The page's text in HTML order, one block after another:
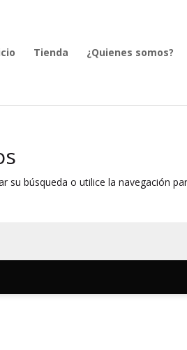
Tienda ¿Quienes somos?
su búsqueda o utilice la navegación